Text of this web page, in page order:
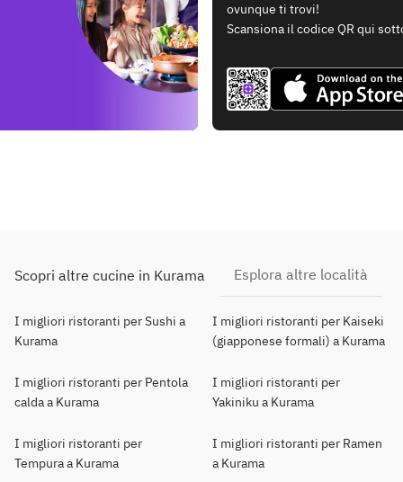
ovunque ti trovi!
Scansiona il codice QR qui
Scopri altre cucine in Kurama Esplora altre località
I migliori ristoranti per Sushi a
Kurama
I migliori ristoranti per Kaiseki
(giapponese formali) a Kurama
I migliori ristoranti per Pentola
calda a Kurama
I migliori ristoranti per
Yakiniku a Kurama
I migliori ristoranti per
Tempura a Kurama
I migliori ristoranti per Ramen
a Kurama